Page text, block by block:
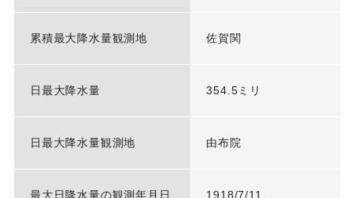
累積最大降水量観測地 佐賀関
日最大降水量 354.5ミリ
日最大降水量観測地 由布院
最大日降水量の観測年月日 1918/7/11